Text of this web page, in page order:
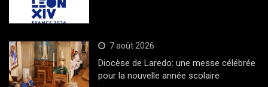
7 août 2026
Diocèse de Laredo: une messe célébrée
pour la nouvelle année scolaire